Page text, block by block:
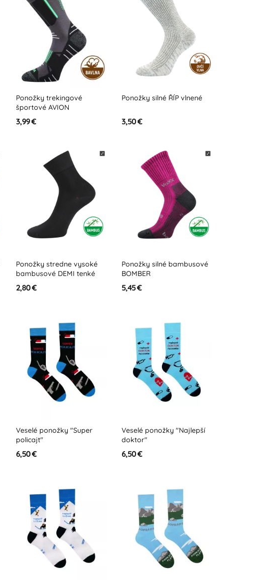
Ponožky trekingové
športové AVION
3,99 €
Ponožky silné ŘÍP vlnené
3,50 €
Ponožky stredne vysoké
bambusové DEMI tenké
2,80 €
Ponožky silné bambusové
BOMBER
5,45 €
Veselé ponožky "Super
policajt"
6,50 €
Veselé ponožky "Najlepší
doktor"
6,50 €